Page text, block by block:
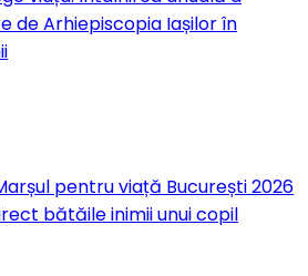
de Arhiepiscopia Iașilor în
pentru viață București 2026
bătăile inimii unui copil